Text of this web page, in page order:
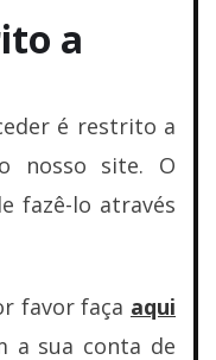
a
é restrito a
nosso site. O
fazê-lo através
favor faça aqui
a sua conta de